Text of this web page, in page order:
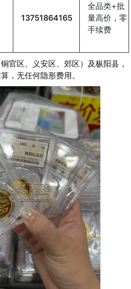
13751864165
全品类+批
量高价，零
手续费
官区、义安区、郊区）及枞阳县，
，无任何隐形费用。